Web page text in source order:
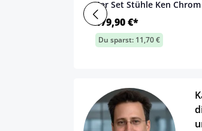
4er Set Stühle Ken
179,90 €*
Du sparst: 11,70 €